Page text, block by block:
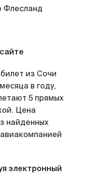
из Сочи
в году,
5 прямых
Цена
найденных
электронный